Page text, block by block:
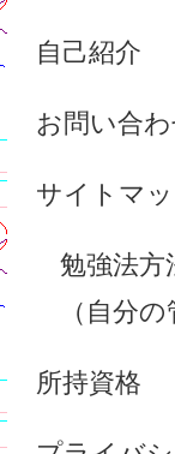
自己紹介
お問い合
サイトマ
勉強法方
（自分
所持資格